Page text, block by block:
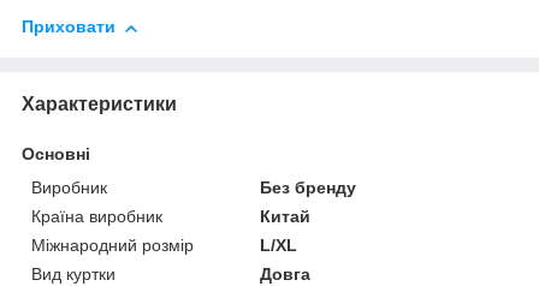
Приховати
Характеристики
Основні
Виробник
Без бренду
Країна виробник
Китай
Міжнародний розмір
L/XL
Вид куртки
Довга